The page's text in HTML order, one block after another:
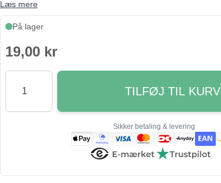
Læs mere
På lager
19,00 kr
Antal
TILFØJ TIL KURV
Sikker betaling & levering